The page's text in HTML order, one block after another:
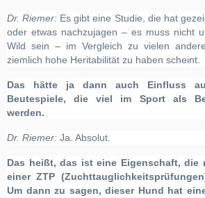
Dr. Riemer: Es gibt eine Studie, die hat
oder etwas nachzujagen – es muss nicht
Wild sein – im Vergleich zu vielen
ziemlich hohe Heritabilität zu haben scheint.
Das hätte ja dann auch Einfluss
Beutespiele, die viel im Sport als
werden.
Dr. Riemer: Ja. Absolut.
Das heißt, das ist eine Eigenschaft, die
einer ZTP
Um dann zu sagen, dieser Hund hat